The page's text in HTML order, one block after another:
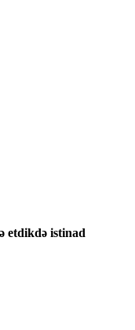
etdikdə istinad